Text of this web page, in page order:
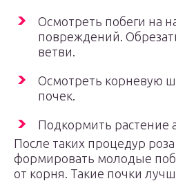
Осмотреть побеги на
повреждений.
ветви.
Осмотреть корневую
почек.
Подкормить растение
После таких процедур
формировать молодые
от корня. Такие почки